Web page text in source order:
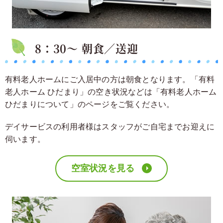
8：30～ 朝食／送迎
有料老人ホームにご入居中の方は朝食となります。「有料
老人ホーム ひだまり」の空き状況などは「有料老人ホーム
ひだまりについて」のページをご覧ください。
デイサービスの利用者様はスタッフがご自宅までお迎えに
伺います。
空室状況を見る